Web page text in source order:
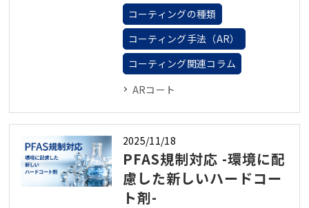
コーティングの種類
コーティング手法（AR）
コーティング関連コラム
ARコート
2025/11/18
PFAS規制対応 -環境に配
慮した新しいハードコー
ト剤-